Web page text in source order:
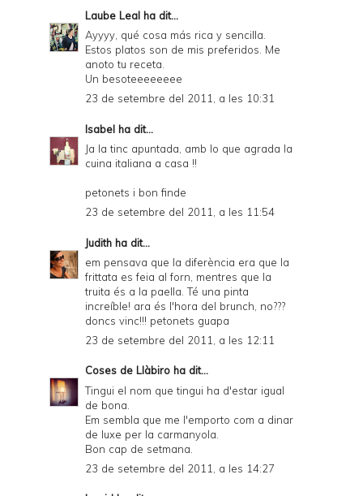
Laube Leal ha dit...
Ayyyy, qué cosa más rica y sencilla.
Estos platos son de mis preferidos. Me
anoto tu receta.
Un besoteeeeeeee
23 de setembre del 2011, a les 10:31
Isabel ha dit...
Ja la tinc apuntada, amb lo que agrada la
cuina italiana a casa !!
petonets i bon finde
23 de setembre del 2011, a les 11:54
Judith ha dit...
em pensava que la diferència era que la
frittata es feia al forn, mentres que la
truita és a la paella. Té una pinta
increíble! ara és l'hora del brunch, no???
doncs vinc!!! petonets guapa
23 de setembre del 2011, a les 12:11
Coses de Llàbiro ha dit...
Tingui el nom que tingui ha d'estar igual
de bona.
Em sembla que me l'emporto com a dinar
de luxe per la carmanyola.
Bon cap de setmana.
23 de setembre del 2011, a les 14:27